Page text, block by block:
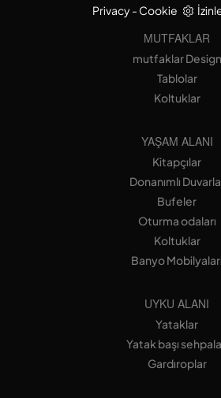
Privacy- Cookie
MUTFAKLAR
mutfaklar Design
Tablolar
Koltuklar
YAŞAM ALANI
Kitapçılar
Donanımlı
Bufeler
Oturma odaları
Koltuklar
Banyo Mobilyaları
UYKU ALANI
Yataklar
Yatak başı
Gardıroplar